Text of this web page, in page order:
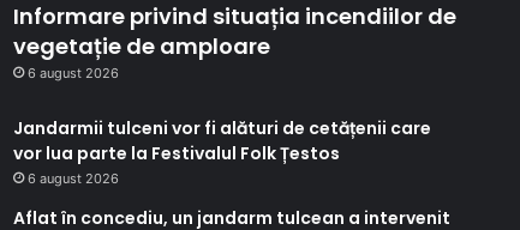
Informare privind situația incendiilor de
vegetație de amploare
6 august 2026
Jandarmii tulceni vor fi alături de cetățenii care
vor lua parte la Festivalul Folk Țestos
6 august 2026
Aflat în concediu, un jandarm tulcean a intervenit